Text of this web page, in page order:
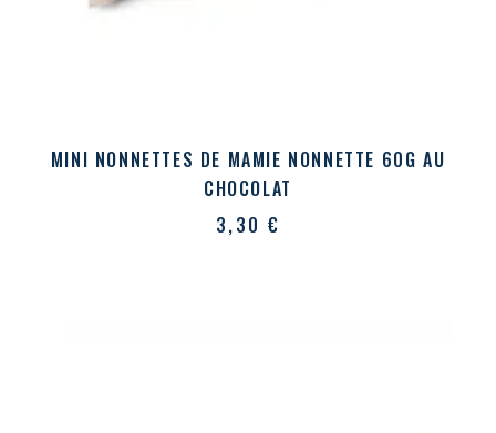
MINI NONNETTES DE MAMIE NONNETTE 60G AU
CHOCOLAT
3,30 €